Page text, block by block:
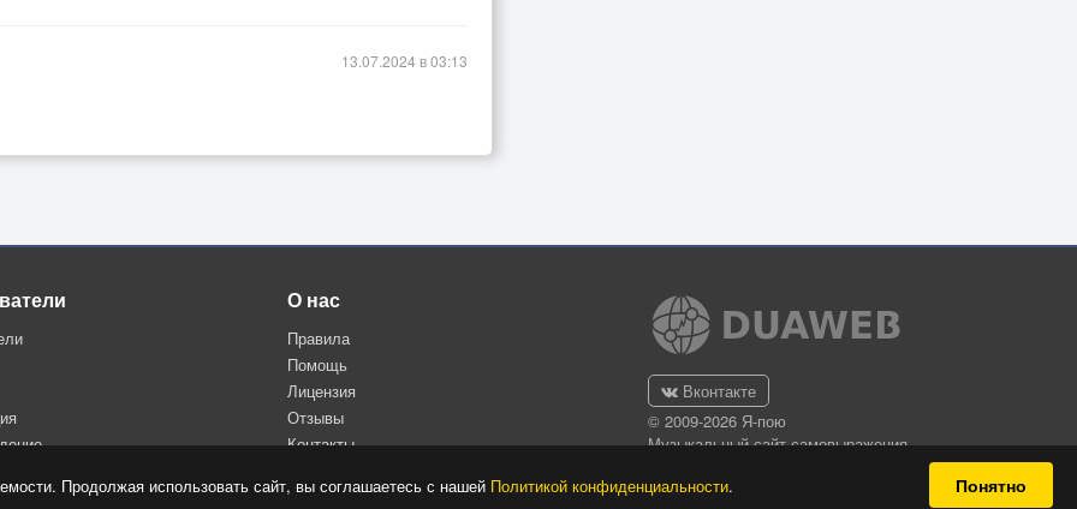
Продолжая использовать сайт, вы соглашаетесь с нашей Политикой конфиденциальности. Понятно
13.07.2024 в 03:13
О нас
Правила
Помощь
Лицензия
Отзывы
Контакты
Вконтакте
© 2009-2026 Я-пою
Музыкальный сайт самовыражения